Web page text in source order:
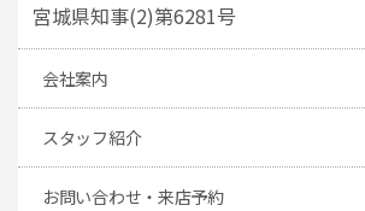
宮城県知事(2)第6281号
会社案内
スタッフ紹介
お問い合わせ・来店予約